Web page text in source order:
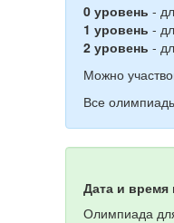
0 уровень -
1 уровень -
2 уровень -
Можно
Все
Дата и время
Олимпиада